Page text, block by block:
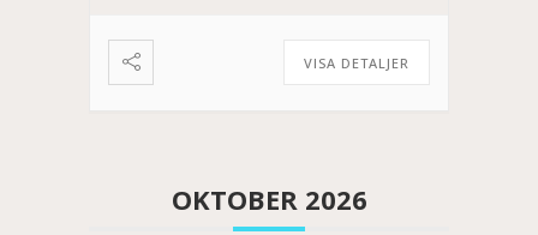
VISA DETALJER
OKTOBER 2026